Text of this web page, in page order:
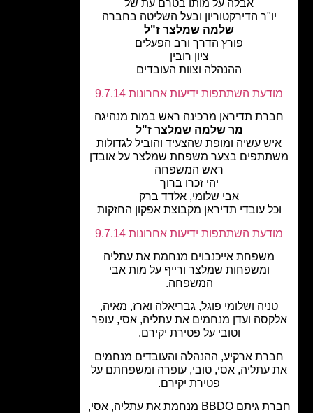
אבלה על מותו בטרם עת של
יו"ר הדירקטוריון ובעל השליטה בחברה
שלמה שמלצר ז"ל
פורץ הדרך ורב הפעלים
ציון רובין
ההנהלה וצוות העובדים
השתתפות ידיעות אחרונות 9.7.14
תדיראן מרכינה ראש במות מנהיגה
מר שלמה שמלצר ז"ל
עשיה ומופת שהצעיד והוביל לגדולות
בצער משפחת שמלצר על אובדן
ראש המשפחה
יהי זכרו ברוך
אבי שלומי, אלדד ברק
עובדי תדיראן מקבוצת אפקון החזקות
השתתפות ידיעות אחרונות 9.7.14
משפחת אייכנבוים מנחמת את עתליה
ומשפחות שמלצר ורייף על מות אבי
המשפחה.
ושלומי פוגל, גבריאלה וארז, מאיה,
ועדן מנחמים את עתליה, אסי, עופר
וטובי על פטירת יקירם.
ארקיע, ההנהלה והעובדים מנחמים
עתליה, אסי, טובי, עופרה ומשפחתם על
פטירת יקירם.
חברת גיתם BBDO מנחמת את עתליה, אסי,